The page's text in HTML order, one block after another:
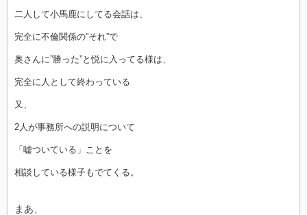
二人して小馬鹿にしてる会話は、
完全に不倫関係の”それ”で
奥さんに”勝った”と悦に入ってる様は、
完全に人として終わっている
又、
2人が事務所への説明について
「嘘ついている」ことを
相談している様子もでてくる。
まあ、